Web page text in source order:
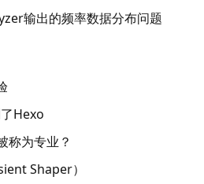
输出的频率数据分布问题
Hexo
称为专业？
Shaper）